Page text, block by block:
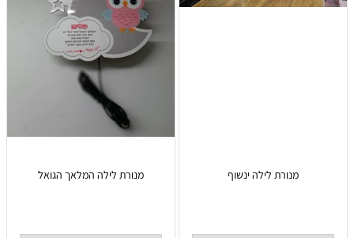
מנורת לילה ינשוף מנורת לילה המלאך הגואל